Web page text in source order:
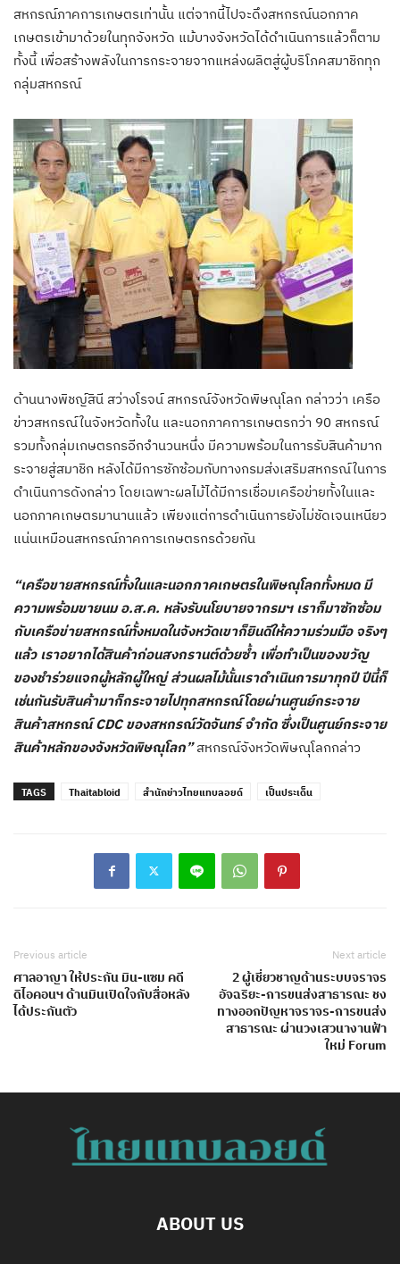
สหกรณ์ภาคการเกษตรเท่านั้น แต่จากนี้ไปจะดึงสหกรณ์นอกภาค
เกษตรเข้ามาด้วยในทุกจังหวัด แม้บางจังหวัดได้ดำเนินการแล้วก็ตาม
ทั้งนี้ เพื่อสร้างพลังในการกระจายจากแหล่งผลิตสู่ผู้บริโภคสมาชิกทุก
กลุ่มสหกรณ์
ด้านนางพิชญ์สินี สว่างโรจน์ สหกรณ์จังหวัดพิษณุโลก กล่าวว่า เครือ
ข่าวสหกรณ์ในจังหวัดทั้งใน และนอกภาคการเกษตรกว่า 90 สหกรณ์
รวมทั้งกลุ่มเกษตรกรอีกจำนวนหนึ่ง มีความพร้อมในการรับสินค้ามาก
ระจายสู่สมาชิก หลังได้มีการซักซ้อมกับทางกรมส่งเสริมสหกรณ์ในการ
ดำเนินการดังกล่าว โดยเฉพาะผลไม้ได้มีการเชื่อมเครือข่ายทั้งในและ
นอกภาคเกษตรมานานแล้ว เพียงแต่การดำเนินการยังไม่ชัดเจนเหนียว
แน่นเหมือนสหกรณ์ภาคการเกษตรกรด้วยกัน
“เครือขายสหกรณ์ทั้งในและนอกภาคเกษตรในพิษณุโลกทั้งหมด มี
ความพร้อมขายนม อ.ส.ค. หลังรับนโยบายจากรมฯ เราก็มาซักซ้อม
กับเครือข่ายสหกรณ์ทั้งหมดในจังหวัดเขาก็ยินดีให้ความร่วมมือ จริงๆ
แล้ว เราอยากได้สินค้าก่อนสงกรานต์ด้วยซ้ำ เพื่อทำเป็นของขวัญ
ของชำร่วยแจกผู้หลักผู้ใหญ่ ส่วนผลไม้นั้นเราดำเนินการมาทุกปี ปีนี้ก็
เช่นกันรับสินค้ามาก็กระจายไปทุกสหกรณ์โดยผ่านศูนย์กระจาย
สินค้าสหกรณ์ CDC ของสหกรณ์วัดจันทร์ จำกัด ซึ่งเป็นศูนย์กระจาย
สินค้าหลักของจังหวัดพิษณุโลก”สหกรณ์จังหวัดพิษณุโลกกล่าว
TAGS Thaitabloid สำนักข่าวไทยแทบลอยด์ เป็นประเด็น
Previous article
ศาลอาญา ให้ประกัน มิน-แซม คดี
ดิไอคอนฯ ด้านมินเปิดใจกับสื่อหลัง
ได้ประกันตัว
Next article
2 ผู้เชี่ยวชาญด้านระบบจราจร
อัจฉริยะ-การขนส่งสาธารณะ ชง
ทางออกปัญหาจราจร-การขนส่ง
สาธารณะ ผ่านวงเสวนางานฟ้า
ใหม่ Forum
ABOUT US